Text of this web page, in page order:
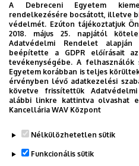
A Debreceni Egyetem
rendelkezésére bocsátott, illetve
védelmét. Ezúton tájékoztatjuk
2018. május 25. napjától
Adatvédelmi Rendelet
beépítette a GDPR előírásait
tevékenységébe. A
Egyetem korábban is teljes
érvényben lévő adatkezelési
követve frissítettük
alábbi linkre kattintva olvashat
Kancellária WAV Központ
Nélkülözhetetlen sütik
Funkcionális sütik